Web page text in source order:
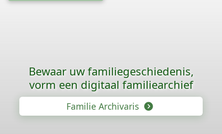
Bewaar uw familie­geschiedenis,
vorm een digitaal familiearchief
Familie Archivaris